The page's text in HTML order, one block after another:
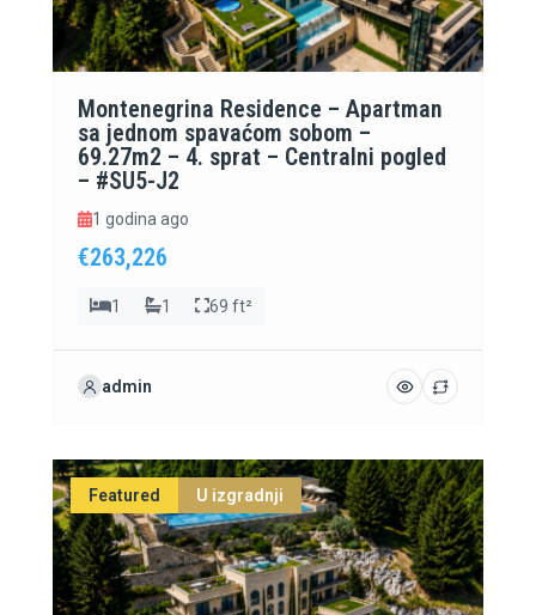
Montenegrina Residence – Apartman
sa jednom spavaćom sobom –
69.27m2 – 4. sprat – Centralni pogled
– #SU5-J2
1 godina ago
€263,226
1 1 69 ft²
admin
Featured U izgradnji